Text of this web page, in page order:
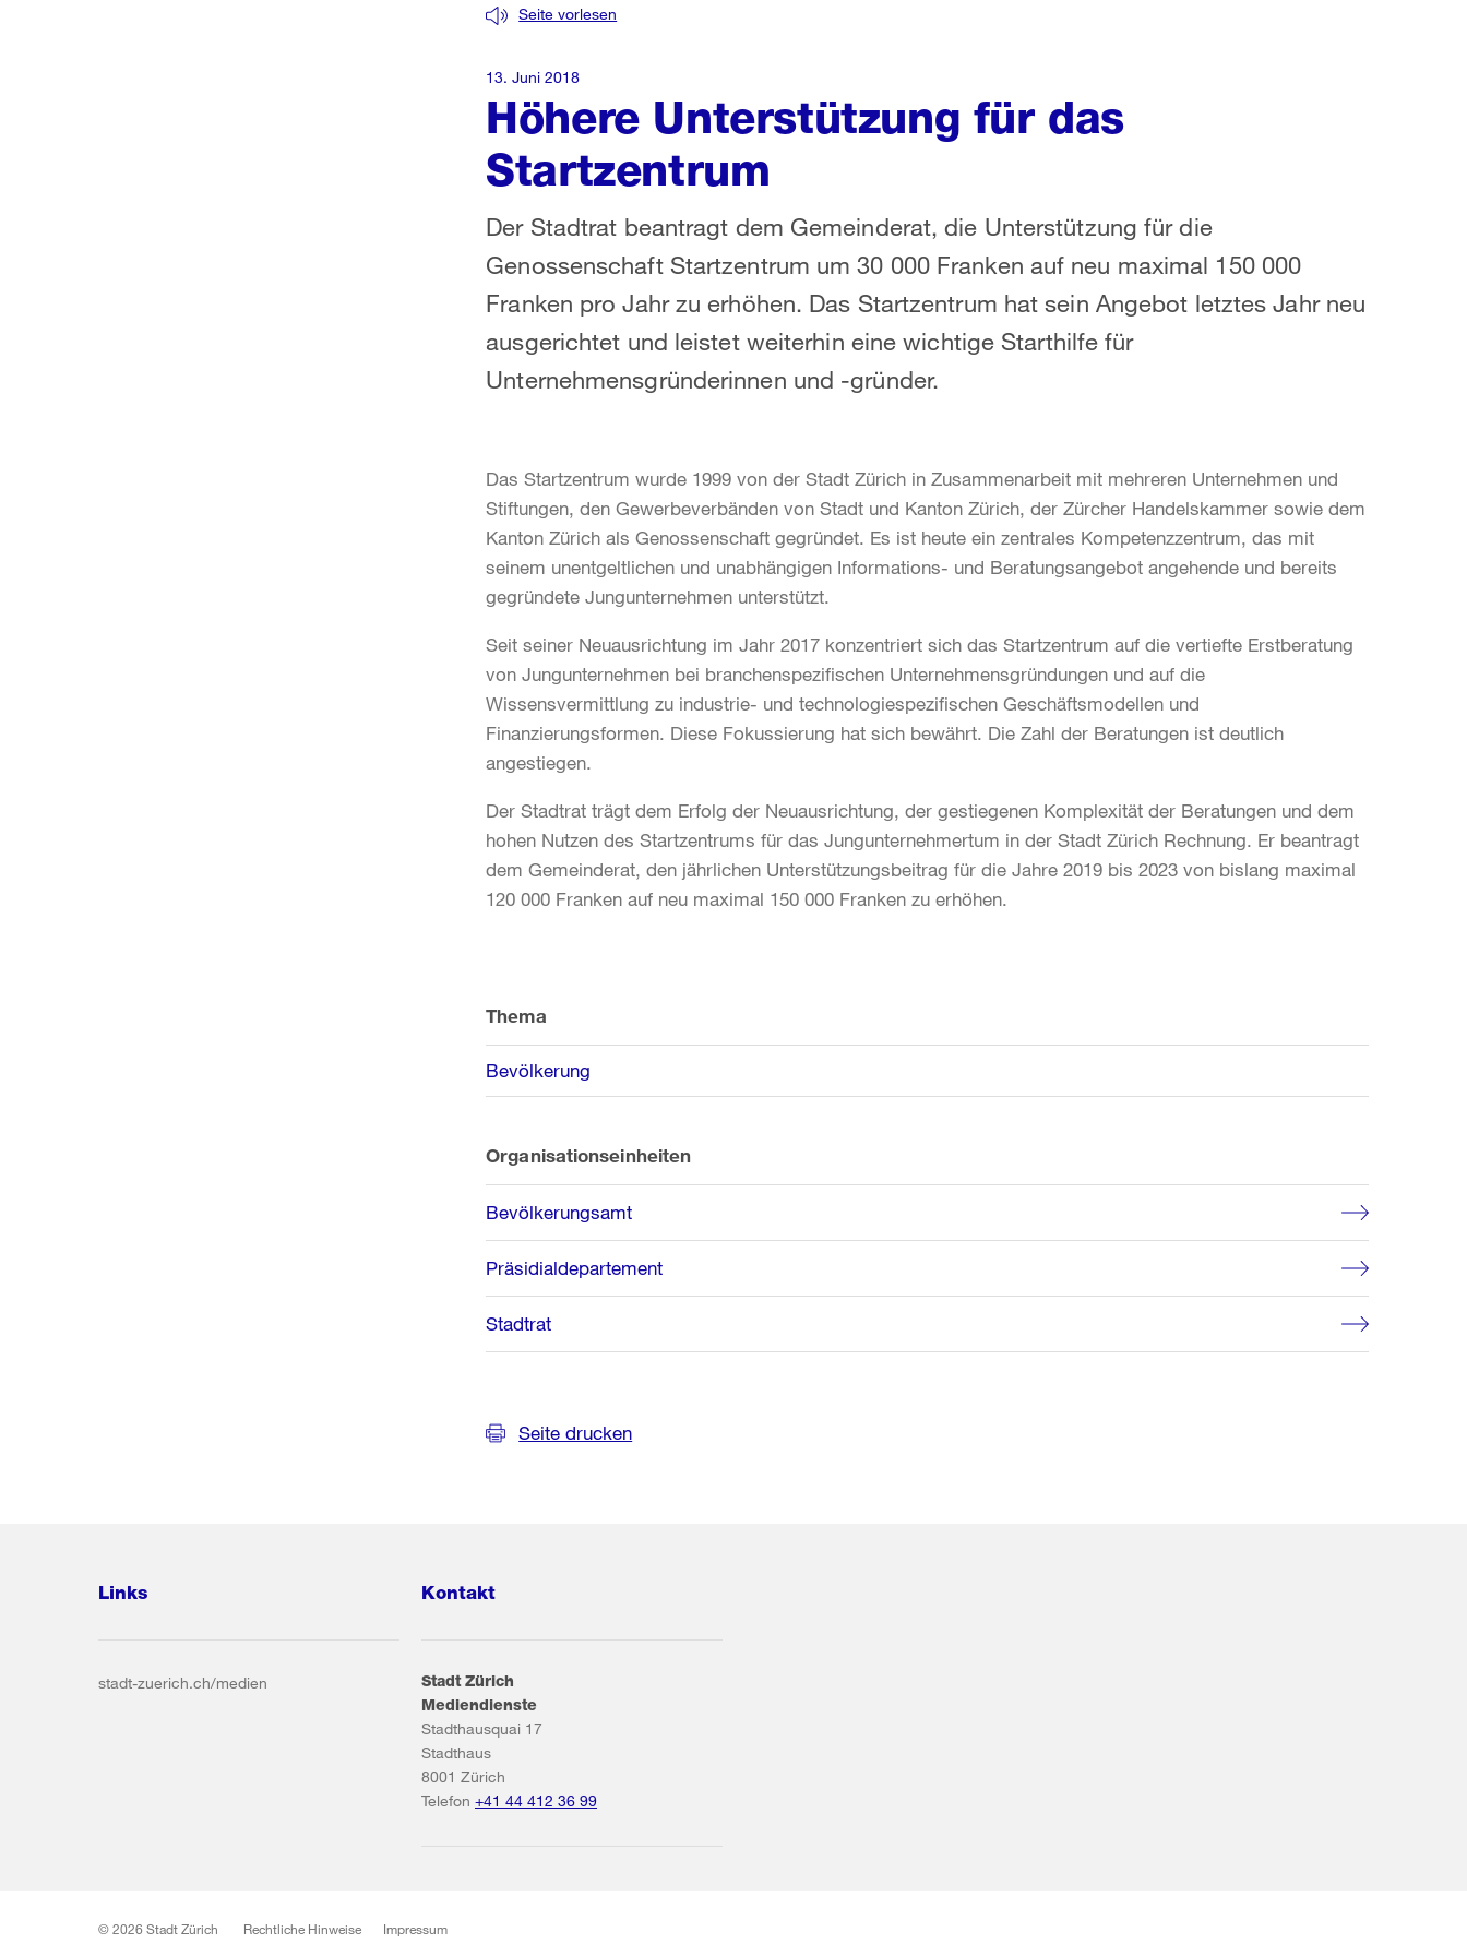
Höhere Unterstützung für das
Startzentrum
Seite vorlesen
Der Stadtrat beantragt dem Gemeinderat, die Unterstützung für die
Genossenschaft Startzentrum um 30 000 Franken auf neu maximal 150 000
Franken pro Jahr zu erhöhen. Das Startzentrum hat sein Angebot letztes Jahr neu
ausgerichtet und leistet weiterhin eine wichtige Starthilfe für
Unternehmensgründerinnen und -gründer.
13. Juni 2018
Das Startzentrum wurde 1999 von der Stadt Zürich in Zusammenarbeit mit mehreren Unternehmen und
Stiftungen, den Gewerbeverbänden von Stadt und Kanton Zürich, der Zürcher Handelskammer sowie dem
Kanton Zürich als Genossenschaft gegründet. Es ist heute ein zentrales Kompetenzzentrum, das mit
seinem unentgeltlichen und unabhängigen Informations- und Beratungsangebot angehende und bereits
gegründete Jungunternehmen unterstützt.
Seit seiner Neuausrichtung im Jahr 2017 konzentriert sich das Startzentrum auf die vertiefte Erstberatung
von Jungunternehmen bei branchenspezifischen Unternehmensgründungen und auf die
Wissensvermittlung zu industrie- und technologiespezifischen Geschäftsmodellen und
Finanzierungsformen. Diese Fokussierung hat sich bewährt. Die Zahl der Beratungen ist deutlich
angestiegen.
Der Stadtrat trägt dem Erfolg der Neuausrichtung, der gestiegenen Komplexität der Beratungen und dem
hohen Nutzen des Startzentrums für das Jungunternehmertum in der Stadt Zürich Rechnung. Er beantragt
dem Gemeinderat, den jährlichen Unterstützungsbeitrag für die Jahre 2019 bis 2023 von bislang maximal
120 000 Franken auf neu maximal 150 000 Franken zu erhöhen.
Informationen
Thema
Bevölkerung
Organisationseinheiten
Bevölkerungsamt
Präsidialdepartement
Stadtrat
Seite drucken
Links
stadt-zuerich.ch/medien
Kontakt
Stadt Zürich
Mediendienste
Stadthausquai 17
Stadthaus
8001 Zürich
Telefon +41 44 412 36 99
© 2026 Stadt Zürich Rechtliche Hinweise Impressum